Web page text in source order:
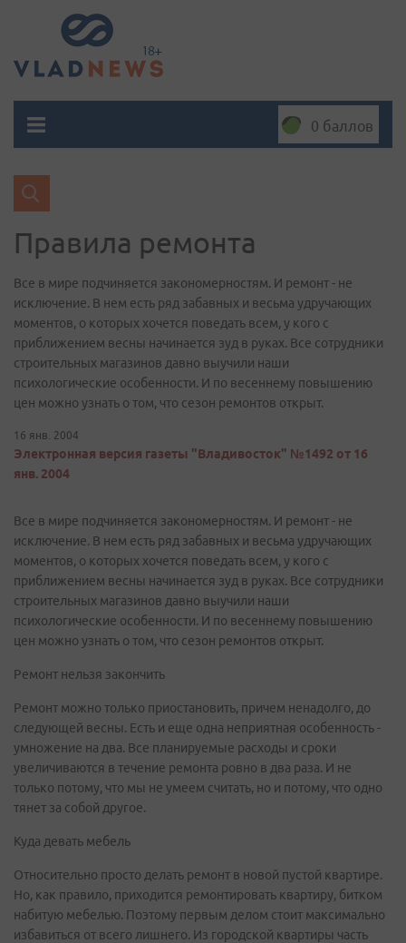
0 баллов
Правила ремонта
Все в мире подчиняется закономерностям. И ремонт - не
исключение. В нем есть ряд забавных и весьма удручающих
моментов, о которых хочется поведать всем, у кого с
приближением весны начинается зуд в руках. Все сотрудники
строительных магазинов давно выучили наши
психологические особенности. И по весеннему повышению
цен можно узнать о том, что сезон ремонтов открыт.
16 янв. 2004
Электронная версия газеты "Владивосток" №1492 от 16
янв. 2004
Все в мире подчиняется закономерностям. И ремонт - не
исключение. В нем есть ряд забавных и весьма удручающих
моментов, о которых хочется поведать всем, у кого с
приближением весны начинается зуд в руках. Все сотрудники
строительных магазинов давно выучили наши
психологические особенности. И по весеннему повышению
цен можно узнать о том, что сезон ремонтов открыт.
Ремонт нельзя закончить
Ремонт можно только приостановить, причем ненадолго, до
следующей весны. Есть и еще одна неприятная особенность -
умножение на два. Все планируемые расходы и сроки
увеличиваются в течение ремонта ровно в два раза. И не
только потому, что мы не умеем считать, но и потому, что одно
тянет за собой другое.
Куда девать мебель
Относительно просто делать ремонт в новой пустой квартире.
Но, как правило, приходится ремонтировать квартиру, битком
набитую мебелью. Поэтому первым делом стоит максимально
избавиться от всего лишнего. Из городской квартиры часть